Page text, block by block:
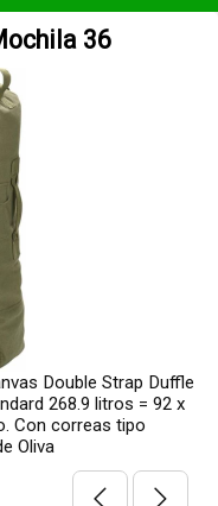
36
Double Strap Duffle
268.9 litros = 92 x
Con correas tipo
Oliva